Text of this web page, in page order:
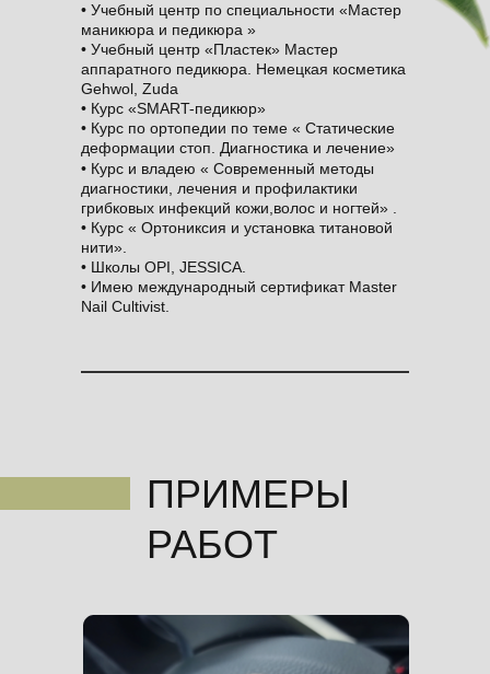
• Учебный центр по специальности «Мастер
маникюра и педикюра »
• Учебный центр «Пластек» Мастер
аппаратного педикюра. Немецкая косметика
Gehwol, Zuda
• Курс «SMART-педикюр»
• Курс по ортопедии по теме « Статические
деформации стоп. Диагностика и лечение»
• Курс и владею « Современный методы
диагностики, лечения и профилактики
грибковых инфекций кожи,волос и ногтей» .
• Курс « Ортониксия и установка титановой
нити».
• Школы OPI, JESSICA.
• Имею международный сертификат Master
Nail Cultivist.
ПРИМЕРЫ
РАБОТ